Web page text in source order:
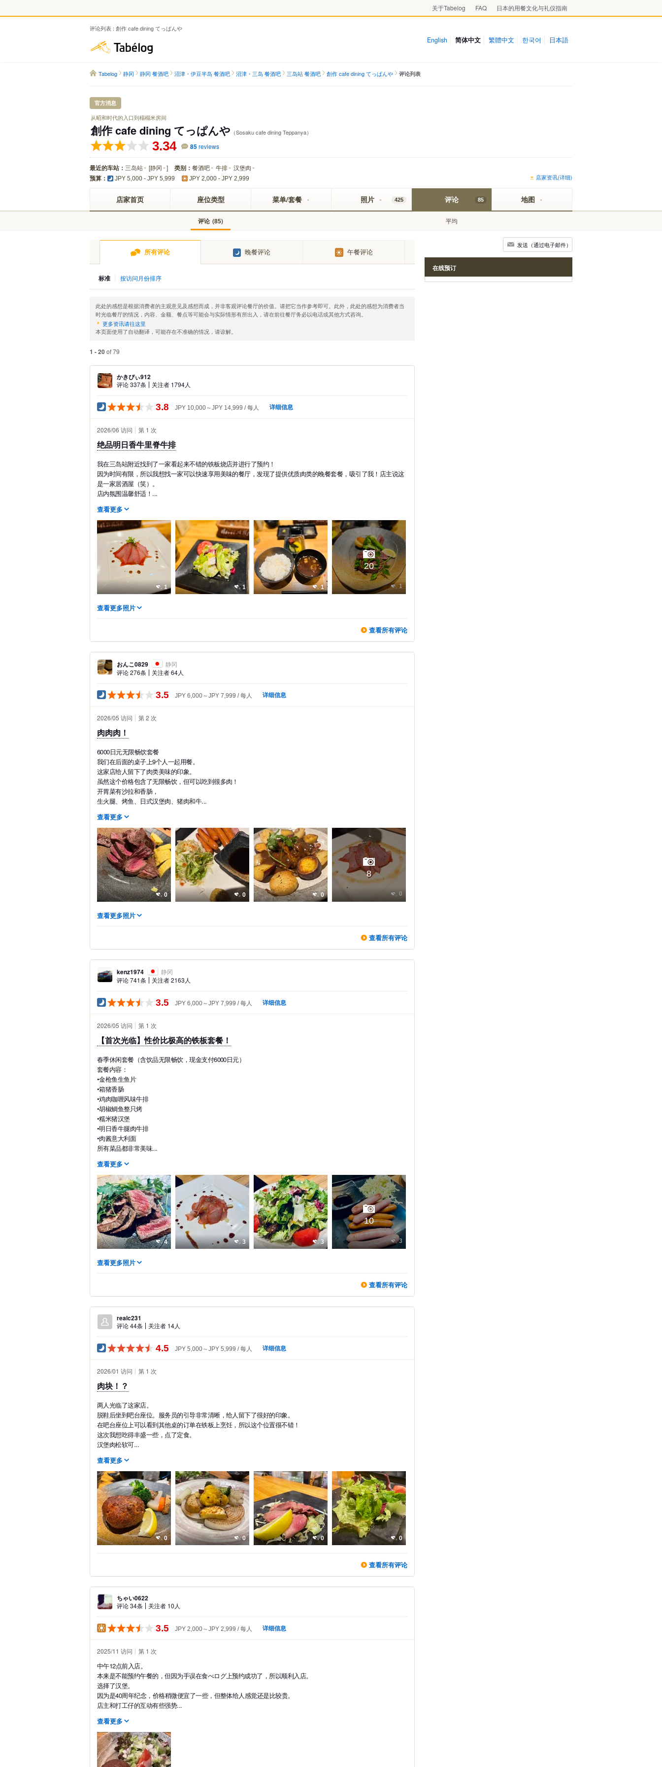
关于Tabelog FAQ 日本的用餐文化与礼仪指南
评论列表 : 創作 cafe dining てっぱんや
English 简体中文 繁體中文 한국어 日本語
Tabelog 静冈 静冈 餐酒吧 沼津・伊豆半岛 餐酒吧 沼津・三岛 餐酒吧 三岛站 餐酒吧 創作 cafe dining てっぱんや 评论列表
官方消息
从昭和时代的入口到榻榻米房间
創作 cafe dining てっぱんや （Sosaku cafe dining Teppanya）
3.34 85reviews
最近的车站： 三岛站 [静冈 ] 类别： 餐酒吧 牛排 汉堡肉
预算： JPY 5,000 - JPY 5,999 JPY 2,000 - JPY 2,999 店家资讯(详细)
店家首页 座位类型 菜单/套餐 照片 425 评论 85
评论 (85) 平均
地图
所有评论 晚餐评论 午餐评论
标准 按访问月份排序
此处的感想是根据消费者的主观意见及感想而成，并非客观评论餐厅的价值。请把它当作参考即可。此外，此处的感想为消费者当
时光临餐厅的情况，内容、金额、餐点等可能会与实际情形有所出入，请在前往餐厅务必以电话或其他方式咨询。
更多资讯请往这里
本页面使用了自动翻译，可能存在不准确的情况，请谅解。
1 - 20of 79
かきぴぃ912
评论 337条 关注者 1794人
3.8 JPY 10,000～JPY 14,999 每人 详细信息
2026/06 访问 第 1 次
绝品明日香牛里脊牛排
我在三岛站附近找到了一家看起来不错的铁板烧店并进行了预约！
因为时间有限，所以我想找一家可以快速享用美味的餐厅，发现了提供优质肉类的晚餐套餐，吸引了我！店主说这
是一家居酒屋（笑）。
店内氛围温馨舒适！...
查看更多
1 1 1 1
20
查看更多照片
查看所有评论
おんこ0829
静冈
评论 276条
关注者 64人
3.5 JPY 6,000～JPY 7,999 每人 详细信息
2026/05 访问 第 2 次
肉肉肉！
6000日元无限畅饮套餐
我们在后面的桌子上9个人一起用餐。
这家店给人留下了肉类美味的印象。
虽然这个价格包含了无限畅饮，但可以吃到很多肉！
开胃菜有沙拉和香肠，
生火腿、烤鱼、日式汉堡肉、猪肉和牛...
查看更多
0 0 0 0
8
查看更多照片
查看所有评论
kenz1974
静冈
评论 741条
关注者 2163人
3.5 JPY 6,000～JPY 7,999 每人 详细信息
2026/05 访问 第 1 次
【首次光临】性价比极高的铁板套餐！
春季休闲套餐（含饮品无限畅饮，现金支付6000日元）
套餐内容：
•金枪鱼生鱼片
•箱猪香肠
•鸡肉咖喱风味牛排
•胡椒鲷鱼整只烤
•糯米猪汉堡
•明日香牛腿肉牛排
•肉酱意大利面
所有菜品都非常美味...
查看更多
4 3 3 3
10
查看更多照片
查看所有评论
realc231
评论 44条 关注者 14人
4.5 JPY 5,000～JPY 5,999 每人 详细信息
2026/01 访问 第 1 次
肉块！？
两人光临了这家店。
脱鞋后坐到吧台座位。服务员的引导非常清晰，给人留下了很好的印象。
在吧台座位上可以看到其他桌的订单在铁板上烹饪，所以这个位置很不错！
这次我想吃得丰盛一些，点了定食。
汉堡肉松软可...
查看更多
0 0 0 0
查看所有评论
ちゃい0622
评论 34条 关注者 10人
3.5 JPY 2,000～JPY 2,999 每人 详细信息
2025/11 访问 第 1 次
中午12点前入店。
本来是不能预约午餐的，但因为手误在食べログ上预约成功了，所以顺利入店。
选择了汉堡。
因为是40周年纪念，价格稍微便宜了一些，但整体给人感觉还是比较贵。
店主和打工仔的互动有些强势...
查看更多
发送（通过电子邮件）
在线预订